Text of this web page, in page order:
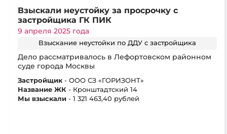
Взыскали неустойку за просрочку с
застройщика ГК ПИК
9 апреля 2025 года
Взыскание неустойки по ДДУ с застройщика
Дело рассматривалось в Лефортовском районном
суде города Москвы
Застройщик - ООО СЗ «ГОРИЗОНТ»
Название ЖК - Кронштадтский 14
Мы взыскали - 1 321 463,40 рублей